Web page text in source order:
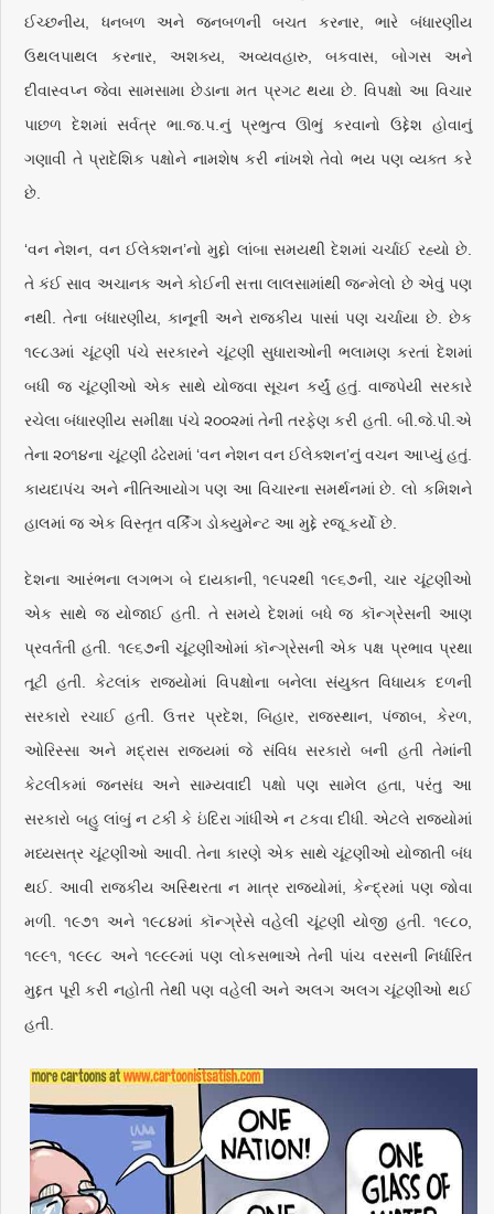
ઈચ્છનીય, ધનબળ અને જનબળની બચત કરનાર, ભારે બંધારણીય
ઉથલપાથલ કરનાર, અશક્ય, અવ્યવહારુ, બકવાસ, બોગસ અને
દીવાસ્વપ્ન જેવા સામસામા છેડાના મત પ્રગટ થયા છે. વિપક્ષો આ વિચાર
પાછળ દેશમાં સર્વત્ર ભા.જ.પ.નું પ્રભુત્વ ઊભું કરવાનો ઉદ્દેશ હોવાનું
ગણાવી તે પ્રાદેશિક પક્ષોને નામશેષ કરી નાંખશે તેવો ભય પણ વ્યક્ત કરે
છે.
‘વન નેશન, વન ઈલેક્શન’નો મુદ્દો લાંબા સમયથી દેશમાં ચર્ચાઈ રહ્યો છે.
તે કંઈ સાવ અચાનક અને કોઈની સત્તા લાલસામાંથી જન્મેલો છે એવું પણ
નથી. તેના બંધારણીય, કાનૂની અને રાજકીય પાસાં પણ ચર્ચાયા છે. છેક
૧૯૮૩માં ચૂંટણી પંચે સરકારને ચૂંટણી સુધારાઓની ભલામણ કરતાં દેશમાં
બધી જ ચૂંટણીઓ એક સાથે યોજવા સૂચન કર્યું હતું. વાજપેયી સરકારે
રચેલા બંધારણીય સમીક્ષા પંચે ૨૦૦૨માં તેની તરફેણ કરી હતી. બી.જે.પી.એ
તેના ૨૦૧૪ના ચૂંટણી ઢંઢેરામાં ‘વન નેશન વન ઈલેક્શન’નું વચન આપ્યું હતું.
કાયદાપંચ અને નીતિઆયોગ પણ આ વિચારના સમર્થનમાં છે. લો કમિશને
હાલમાં જ એક વિસ્તૃત વર્કિંગ ડોક્યુમેન્ટ આ મુદ્દે રજૂ કર્યો છે.
દેશના આરંભના લગભગ બે દાયકાની, ૧૯૫૨થી ૧૯૬૭ની, ચાર ચૂંટણીઓ
એક સાથે જ યોજાઈ હતી. તે સમયે દેશમાં બધે જ કૉન્ગ્રેસની આણ
પ્રવર્તતી હતી. ૧૯૬૭ની ચૂંટણીઓમાં કૉન્ગ્રેસની એક પક્ષ પ્રભાવ પ્રથા
તૂટી હતી. કેટલાંક રાજ્યોમાં વિપક્ષોના બનેલા સંયુક્ત વિધાયક દળની
સરકારો રચાઈ હતી. ઉત્તર પ્રદેશ, બિહાર, રાજસ્થાન, પંજાબ, કેરળ,
ઓરિસ્સા અને મદ્રાસ રાજ્યમાં જે સંવિધ સરકારો બની હતી તેમાંની
કેટલીકમાં જનસંઘ અને સામ્યવાદી પક્ષો પણ સામેલ હતા, પરંતુ આ
સરકારો બહુ લાંબું ન ટકી કે ઇંદિરા ગાંધીએ ન ટકવા દીધી. એટલે રાજ્યોમાં
મધ્યસત્ર ચૂંટણીઓ આવી. તેના કારણે એક સાથે ચૂંટણીઓ યોજાતી બંધ
થઈ. આવી રાજકીય અસ્થિરતા ન માત્ર રાજ્યોમાં, કેન્દ્રમાં પણ જોવા
મળી. ૧૯૭૧ અને ૧૯૮૪માં કૉન્ગ્રેસે વહેલી ચૂંટણી યોજી હતી. ૧૯૮૦,
૧૯૯૧, ૧૯૯૮ અને ૧૯૯૯માં પણ લોકસભાએ તેની પાંચ વરસની નિર્ધારિત
મુદ્દત પૂરી કરી નહોતી તેથી પણ વહેલી અને અલગ અલગ ચૂંટણીઓ થઈ
હતી.